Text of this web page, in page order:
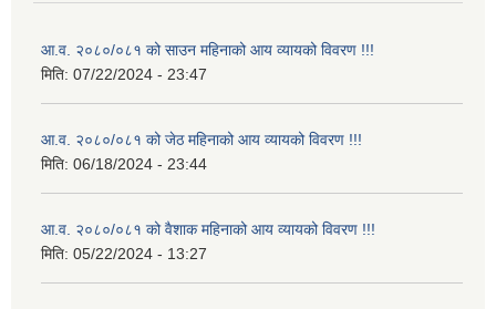
आ.व. २०८०/०८१ को साउन महिनाको आय व्यायको विवरण !!!
मिति: 07/22/2024 - 23:47
आ.व. २०८०/०८१ को जेठ महिनाको आय व्यायको विवरण !!!
मिति: 06/18/2024 - 23:44
आ.व. २०८०/०८१ को वैशाक महिनाको आय व्यायको विवरण !!!
मिति: 05/22/2024 - 13:27